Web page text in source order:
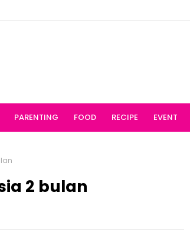
PARENTING FOOD RECIPE EVENT
2 bulan